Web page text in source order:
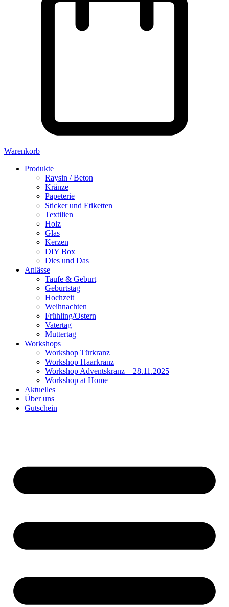
Warenkorb
Produkte
Raysin / Beton
Kränze
Papeterie
Sticker und Etiketten
Textilien
Holz
Glas
Kerzen
DIY Box
Dies und Das
Anlässe
Taufe & Geburt
Geburtstag
Hochzeit
Weihnachten
Frühling/Ostern
Vatertag
Muttertag
Workshops
Workshop Türkranz
Workshop Haarkranz
Workshop Adventskranz – 28.11.2025
Workshop at Home
Aktuelles
Über uns
Gutschein